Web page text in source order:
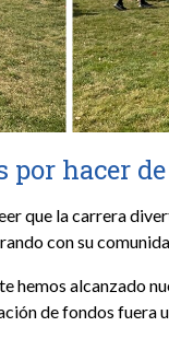
por hacer
que la carrera
con su
hemos alcanzado
de fondos fuera